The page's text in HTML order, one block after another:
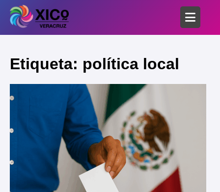
Etiqueta: política local